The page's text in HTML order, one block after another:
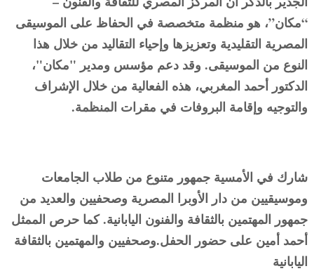
“مكان”، هو منظمة متخصصة في الحفاظ على الموسيقى
المصرية التقليدية وتعزيزها وإحياء التقاليد من خلال هذا
النوع من الموسيقى. وقد دعم مؤسس ومدير "مكان"،
الدكتور أحمد المغربي، هذه الفعالية من خلال الإشراف
والتوجيه وإقامة البروفات في مقرات المنظمة.
شارك في الأمسية جمهور متنوع من طلاب الجامعات
وموسيقيين من دار الأوبرا المصرية وصحفيين والعديد من
جمهور المهتمين بالثقافة والفنون اليابانية. كما حرص الممثل
أحمد أمين على حضور الحفل.وصحفيين والمهتمين بالثقافة
اليابانية